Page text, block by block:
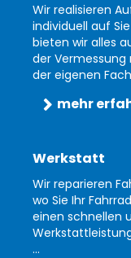
Wir realisieren
individuell auf
bieten wir alles
der
der eigenen
mehr
Werkstatt
Wir reparieren
wo Sie Ihr
einen schnellen
...